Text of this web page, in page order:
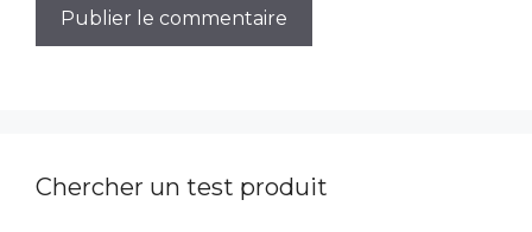
Chercher un test produit